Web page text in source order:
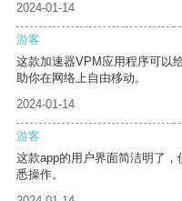
2024-01-14
游客
这款加速器VPM应用程序可以
助你在网络上自由移动。
2024-01-14
游客
这款app的用户界面简洁明了
悉操作。